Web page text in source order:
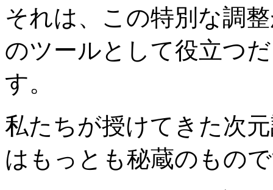
それは、この特別な調
のツールとして役立つ
す。
私たちが授けてきた次
はもっとも秘蔵のもの